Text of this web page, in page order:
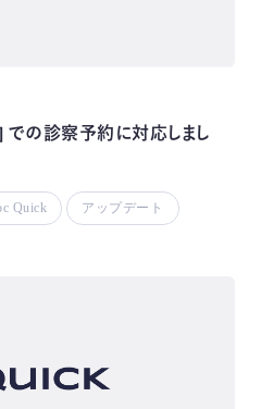
での診察予約に対応しまし
Quick アップデート